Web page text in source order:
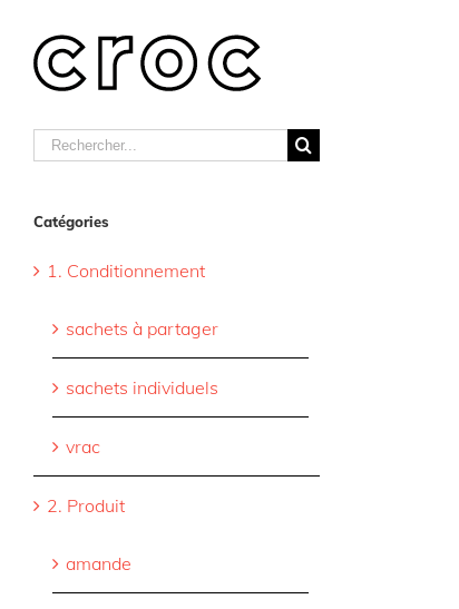
content
Rechercher
Catégories
1. Conditionnement
sachets à partager
sachets individuels
vrac
2. Produit
amande